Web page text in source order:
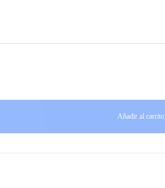
Añadir al carrito